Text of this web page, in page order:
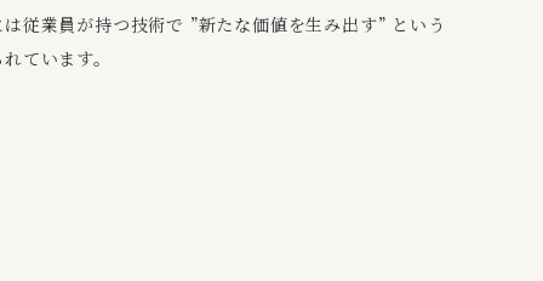
従業員が持つ技術で ”新たな価値を生み出す” という
ています。